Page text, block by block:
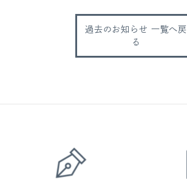
過去のお知らせ 一覧へ戻
る